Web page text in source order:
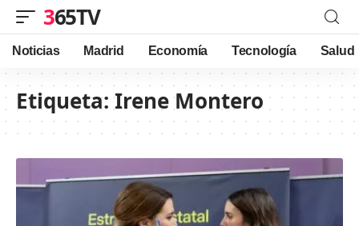
365TV
Noticias Madrid Economía Tecnología Salud
Etiqueta:Irene Montero